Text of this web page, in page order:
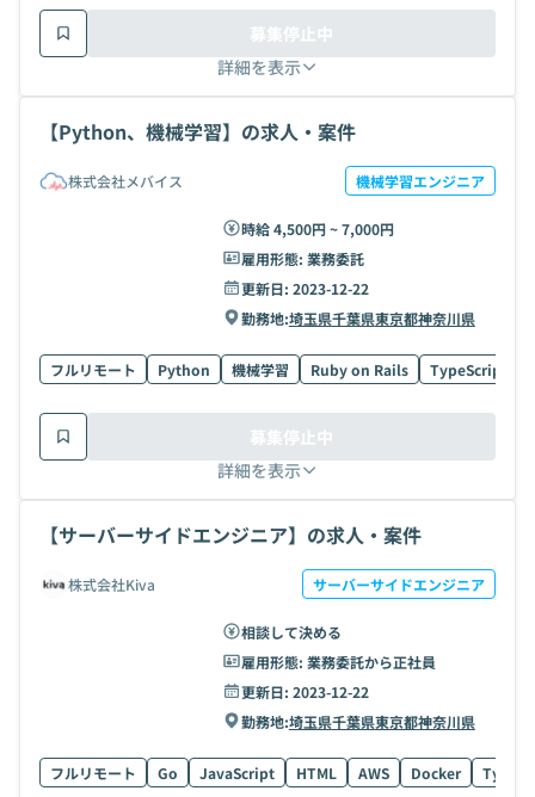
詳細を表示
募集停止中
【Python、機械学習】の求人・案件
株式会社メバイス 機械学習エンジニア
時給 4,500円 ~ 7,000円
雇用形態: 業務委託
更新日: 2023-12-22
勤務地:埼玉県千葉県東京都神奈川県
フルリモート Python 機械学習 Ruby on Rails TypeScript
詳細を表示
募集停止中
【サーバーサイドエンジニア】の求人・案件
株式会社Kiva サーバーサイドエンジニア
相談して決める
雇用形態: 業務委託から正社員
更新日: 2023-12-22
勤務地:埼玉県千葉県東京都神奈川県
フルリモート Go JavaScript HTML AWS Docker